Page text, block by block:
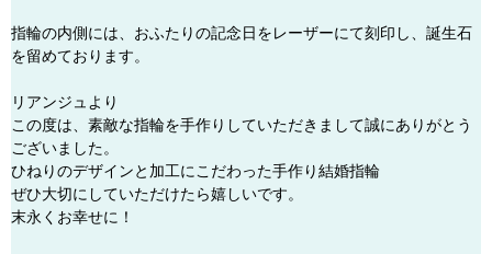
指輪の内側には、おふたりの記念日をレーザーにて刻印し、誕生石
を留めております。
リアンジュより
この度は、素敵な指輪を手作りしていただきまして誠にありがとう
ございました。
ひねりのデザインと加工にこだわった手作り結婚指輪
ぜひ大切にしていただけたら嬉しいです。
末永くお幸せに！